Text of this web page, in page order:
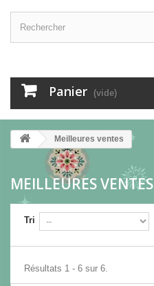
Panier (vide)
Meilleures ventes
MEILLEURES VENTES
Tri
Résultats 1 - 6 sur 6.